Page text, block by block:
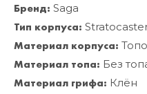
Бренд: Saga
Тип корпуса:
Материал корпуса:
Материал топа: Без
Материал грифа: Клён